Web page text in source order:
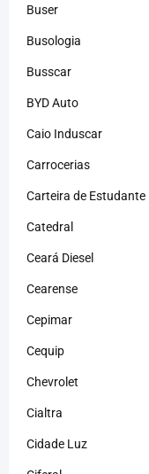
Buser
Busologia
Busscar
BYD Auto
Caio Induscar
Carrocerias
Carteira de Estudante
Catedral
Ceará Diesel
Cearense
Cepimar
Cequip
Chevrolet
Cialtra
Cidade Luz